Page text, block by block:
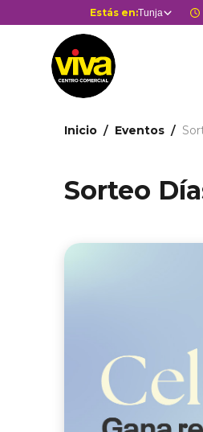
al
contenido
principal
Selector
de
centros
comerciales
Estás en: Estás en
Tunja
Ruta
de
Inicio Eventos
Sorteo